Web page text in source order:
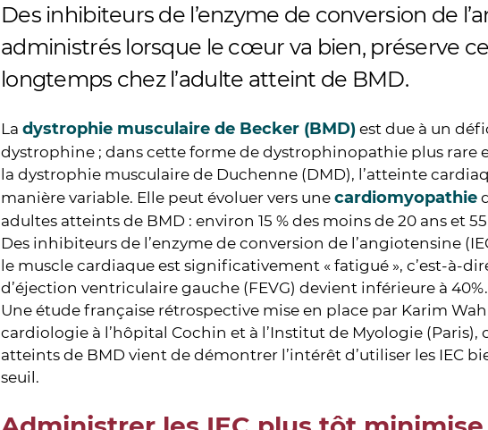
Des inhibiteurs de l’enzyme de conversion de
administrés lorsque le cœur va bien, préserve
longtemps chez l’adulte atteint de BMD.
La dystrophie musculaire de Becker (BMD) est due à un
dystrophine ; dans cette forme de dystrophinopathie plus rare
la dystrophie musculaire de Duchenne (DMD), l’atteinte
manière variable. Elle peut évoluer vers une cardiomyopathie
adultes atteints de BMD : environ 15 % des moins de 20 ans et
Des inhibiteurs de l’enzyme de conversion de l’angiotensine
le muscle cardiaque est significativement « fatigué », c’est-à-
d’éjection ventriculaire gauche (FEVG) devient inférieure à 40%.
Une étude française rétrospective mise en place par Karim
cardiologie à l’hôpital Cochin et à l’Institut de Myologie (Paris),
atteints de BMD vient de démontrer l’intérêt d’utiliser les IEC
seuil.